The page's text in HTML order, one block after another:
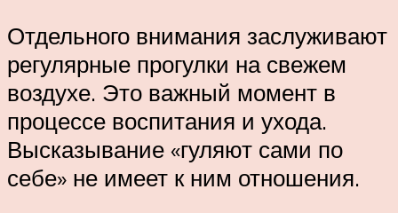
Отдельного внимания заслуживают
регулярные прогулки на свежем
воздухе. Это важный момент в
процессе воспитания и ухода.
Высказывание «гуляют сами по
себе» не имеет к ним отношения.